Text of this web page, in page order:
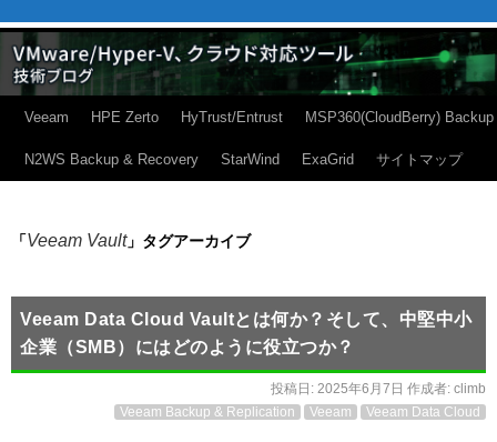
Veeam HPE Zerto HyTrust/Entrust MSP360(CloudBerry) Backup
N2WS Backup & Recovery StarWind ExaGrid サイトマップ
「Veeam Vault」タグアーカイブ
Veeam Data Cloud Vaultとは何か？そして、中堅中小
企業（SMB）にはどのように役立つか？
投稿日: 2025年6月7日 作成者: climb
Veeam Backup & Replication
Veeam Veeam Data Cloud